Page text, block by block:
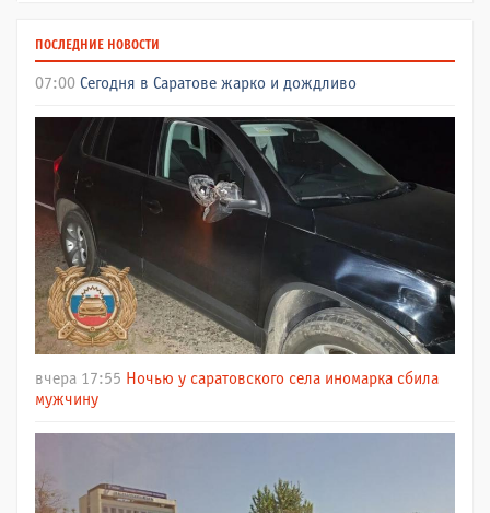
ПОСЛЕДНИЕ НОВОСТИ
07:00 Сегодня в Саратове жарко и дождливо
вчера 17:55 Ночью у саратовского села иномарка сбила
мужчину